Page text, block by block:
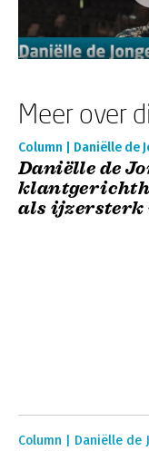
Meer over
Column | Daniëlle de
Daniëlle de
als ijzersterk
Column | Daniëlle de